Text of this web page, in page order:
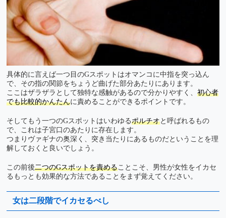
具体的に言えば一つ目のGスポットはオマンコに中指を突っ込ん
で、その指の関節をちょうど曲げた部分あたりにあります。
ここはザラザラとして独特な感触があるので分かりやすく、 初心者
でも比較的かんたんに責めることができるポイントです。
そしてもう一つのGスポットはいわゆるポルチオと呼ばれるもの
で、これは子宮口のあたりに存在します。
つまりヴァギナの奥深く、突き当たりにあるものだということを理
解しておくと良いでしょう。
この前後二つのGスポットを責めることこそ、男性が女性をイカセ
るもっとも効果的な方法であることをまず覚えてください。
女は二段階でイカセるべし